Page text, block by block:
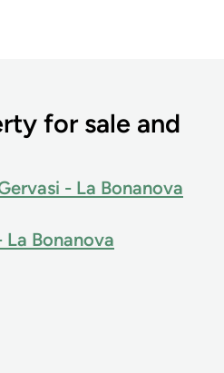
for sale and
- La Bonanova
Bonanova